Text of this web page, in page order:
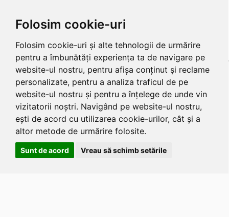
Folosim cookie-uri
Folosim cookie-uri și alte tehnologii de urmărire
pentru a îmbunătăți experiența ta de navigare pe
website-ul nostru, pentru afișa conținut și reclame
personalizate, pentru a analiza traficul de pe
website-ul nostru și pentru a înțelege de unde vin
vizitatorii noștri. Navigând pe website-ul nostru,
ești de acord cu utilizarea cookie-urilor, cât și a
altor metode de urmărire folosite.
Sunt de acord Vreau să schimb setările